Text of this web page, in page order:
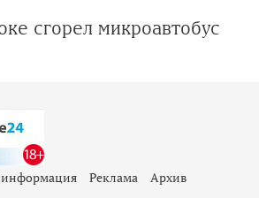
сгорел микроавтобус
информация Реклама
Архив